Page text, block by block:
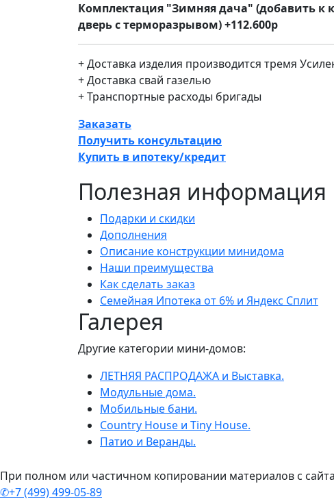
Комплектация "Зимняя дача" (добавить к
дверь с терморазрывом) +112.600р
+ Доставка изделия производится тремя
+ Доставка свай газелью
+ Транспортные расходы бригады
Заказать
Получить консультацию
Купить в ипотеку/кредит
Полезная информация
Подарки и скидки
Дополнения
Описание конструкции минидома
Наши преимущества
Как сделать заказ
Семейная Ипотека от 6% и Яндекс Сплит
Галерея
Другие категории мини-домов:
ЛЕТНЯЯ РАСПРОДАЖА и Выставка.
Модульные дома.
Мобильные бани.
Country House и Tiny House.
Патио и Веранды.
При полном или частичном копировании материалов с
✆+7 (499) 499-05-89